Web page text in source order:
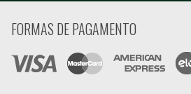
FORMAS DE PAGAMENTO